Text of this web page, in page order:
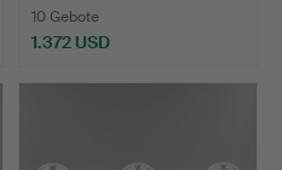
10 Gebote
1.372 USD